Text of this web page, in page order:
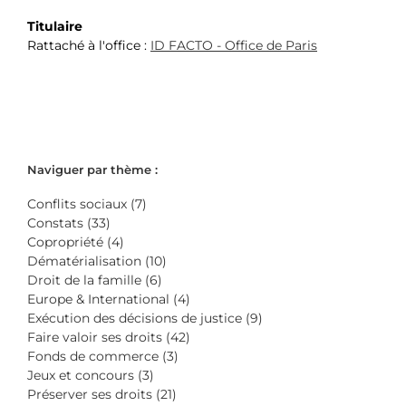
Titulaire
Rattaché à l'office : ID FACTO - Office de Paris
Naviguer par thème :
Conflits sociaux (7)
Constats (33)
Copropriété (4)
Dématérialisation (10)
Droit de la famille (6)
Europe & International (4)
Exécution des décisions de justice (9)
Faire valoir ses droits (42)
Fonds de commerce (3)
Jeux et concours (3)
Préserver ses droits (21)